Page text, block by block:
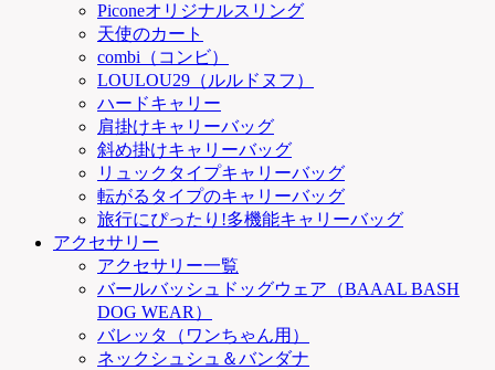
Piconeオリジナルスリング
天使のカート
combi（コンビ）
LOULOU29（ルルドヌフ）
ハードキャリー
肩掛けキャリーバッグ
斜め掛けキャリーバッグ
リュックタイプキャリーバッグ
転がるタイプのキャリーバッグ
旅行にぴったり!多機能キャリーバッグ
アクセサリー
アクセサリー一覧
バールバッシュドッグウェア（BAAAL BASH
DOG WEAR）
バレッタ（ワンちゃん用）
ネックシュシュ＆バンダナ